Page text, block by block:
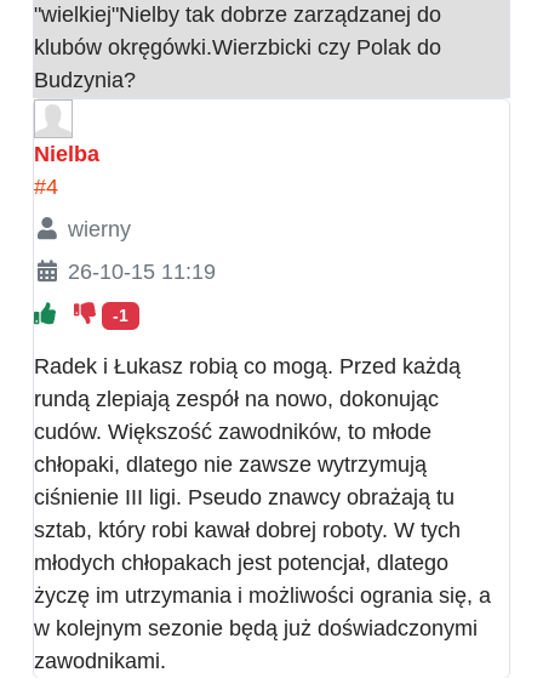
"wielkiej"Nielby tak dobrze zarządzanej do
klubów okręgówki.Wierzbicki czy Polak do
Budzynia?
Nielba
#4
wierny
26-10-15 11:19
-1
Radek i Łukasz robią co mogą. Przed każdą
rundą zlepiają zespół na nowo, dokonując
cudów. Większość zawodników, to młode
chłopaki, dlatego nie zawsze wytrzymują
ciśnienie III ligi. Pseudo znawcy obrażają tu
sztab, który robi kawał dobrej roboty. W tych
młodych chłopakach jest potencjał, dlatego
życzę im utrzymania i możliwości ogrania się, a
w kolejnym sezonie będą już doświadczonymi
zawodnikami.